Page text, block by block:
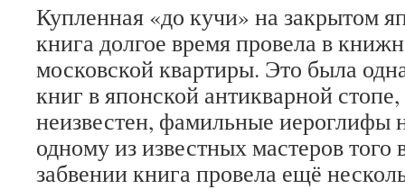
Купленная «до кучи» на закрытом
книга долгое время провела в
московской квартиры. Это была
книг в японской антикварной
неизвестен, фамильные иероглифы
одному из известных мастеров того
забвении книга провела ещё